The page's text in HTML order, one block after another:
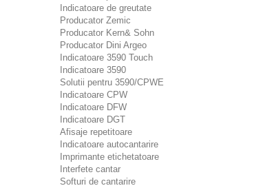
Indicatoare de greutate
Producator Zemic
Producator Kern& Sohn
Producator Dini Argeo
Indicatoare 3590 Touch
Indicatoare 3590
Solutii pentru 3590/CPWE
Indicatoare CPW
Indicatoare DFW
Indicatoare DGT
Afisaje repetitoare
Indicatoare autocantarire
Imprimante etichetatoare
Interfete cantar
Softuri de cantarire